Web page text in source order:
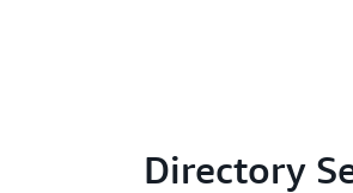
Directory